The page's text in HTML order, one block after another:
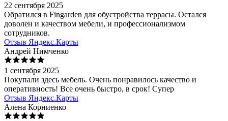
22 сентября 2025
Обратился в Fingarden для обустройства террасы. Остался
доволен и качеством мебели, и профессионализмом
сотрудников.
Отзыв Яндекс.Карты
Андрей Нимченко
1 сентября 2025
Покупали здесь мебель. Очень понравилось качество и
оперативность! Все очень быстро, в срок! Супер
Отзыв Яндекс.Карты
Алена Корниенко